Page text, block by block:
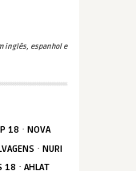
inglês, espanhol e
18 · NOVA
· NURI
18 · AHLAT